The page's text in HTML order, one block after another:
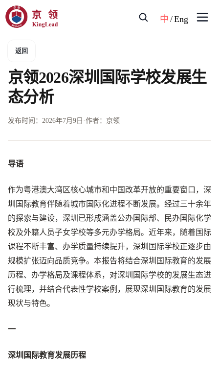
中 /Eng
返回
京领2026深圳国际学校发展生
态分析
发布时间： 2026年7月9日 ·作者：京领
导语
作为粤港澳大湾区核心城市和中国改革开放的重要窗口，深
圳国际教育伴随着城市国际化进程不断发展。经过三十余年
的探索与建设，深圳已形成涵盖公办国际部、民办国际化学
校及外籍人员子女学校等多元办学格局。近年来，随着国际
课程不断丰富、办学质量持续提升，深圳国际学校正逐步由
规模扩张迈向品质竞争。本报告将结合深圳国际教育的发展
历程、办学格局及课程体系，对深圳国际学校的发展生态进
行梳理，并结合代表性学校案例，展现深圳国际教育的发展
现状与特色。
一
深圳国际教育发展历程